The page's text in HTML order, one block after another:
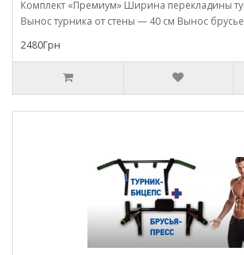
Комплект «Премиум» Ширина перекладины
Вынос турника от стены — 40 см Вынос
2480Грн